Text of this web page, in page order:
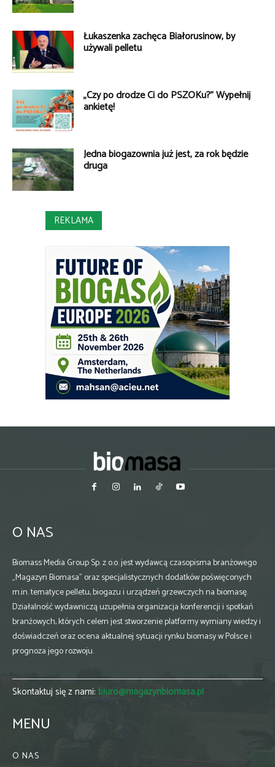
Łukaszenka zachęca Białorusinów, by
używali pelletu
„Czy po drodze Ci do PSZOKu?” Wypełnij
ankietę!
Jedna biogazownia już jest, za rok będzie
druga
REKLAMA
O NAS
Biomass Media Group Sp. z o.o. jest wydawcą czasopisma branżowego
„Magazyn Biomasa” oraz specjalistycznych dodatków poświęconych
m.in. tematyce pelletu, biogazu i urządzeń grzewczych na biomasę.
Działalność wydawniczą uzupełnia organizacja konferencji i spotkań
branżowych, których celem jest stworzenie platformy wymiany wiedzy i
doświadczeń oraz ocena aktualnej sytuacji rynku biomasy w Polsce i
prognoza jego rozwoju.
Skontaktuj się z nami: biuro@magazynbiomasa.pl
MENU
O NAS